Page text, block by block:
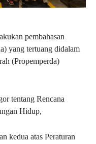
pembahasan
yang tertuang didalam
(Propemperda)
tentang Rencana
Hidup,
kedua atas Peraturan